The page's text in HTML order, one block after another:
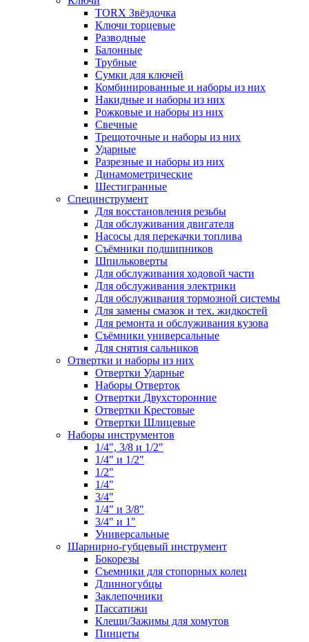
TORX Звёздочка
Ключи торцевые
Разводные
Балонные
Трубные
Сумки для ключей
Комбинированные и наборы из них
Накидные и наборы из них
Рожковые и наборы из них
Свечные
Трещоточные и наборы из них
Ударные
Разрезные и наборы из них
Динамометрические
Шестигранные
Специнструмент
Для восстановления резьбы
Для обслуживания двигателя
Насосы для перекачки топлива
Съёмники подшипников
Шпильковерты
Для обслуживания ходовой части
Для обслуживания электрики
Для обслуживания тормозной системы
Для замены смазок и тех. жидкостей
Для ремонта и обслуживания кузова
Съёмники универсальные
Для снятия сальников
Отвертки и наборы из них
Отвертки Ударные
Наборы Отверток
Отвертки Двухсторонние
Отвертки Крестовые
Отвертки Шлицевые
Наборы инструментов
1/4", 3/8 и 1/2"
1/4" и 1/2"
1/2"
1/4"
3/4"
1/4" и 3/8"
3/4" и 1"
Универсальные
Шарнирно-губцевый инструмент
Бокорезы
Съемники для стопорных колец
Длинногубцы
Заклепочники
Пассатижи
Клещи/Зажимы для хомутов
Пинцеты